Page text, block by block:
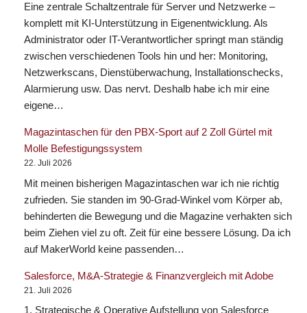
Eine zentrale Schaltzentrale für Server und Netzwerke –
komplett mit KI-Unterstützung in Eigenentwicklung. Als
Administrator oder IT-Verantwortlicher springt man ständig
zwischen verschiedenen Tools hin und her: Monitoring,
Netzwerkscans, Dienstüberwachung, Installationschecks,
Alarmierung usw. Das nervt. Deshalb habe ich mir eine
eigene…
Magazintaschen für den PBX-Sport auf 2 Zoll Gürtel mit
Molle Befestigungssystem
22. Juli 2026
Mit meinen bisherigen Magazintaschen war ich nie richtig
zufrieden. Sie standen im 90-Grad-Winkel vom Körper ab,
behinderten die Bewegung und die Magazine verhakten sich
beim Ziehen viel zu oft. Zeit für eine bessere Lösung. Da ich
auf MakerWorld keine passenden…
Salesforce, M&A-Strategie & Finanzvergleich mit Adobe
21. Juli 2026
1. Strategische & Operative Aufstellung von Salesforce